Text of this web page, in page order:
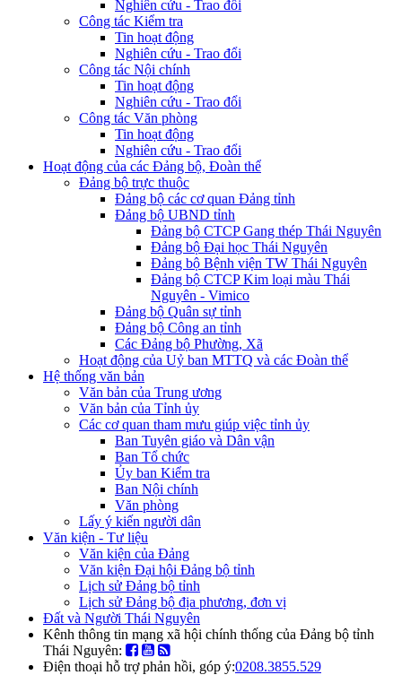
Nghiên cứu - Trao đổi
Công tác Kiểm tra
Tin hoạt động
Nghiên cứu - Trao đổi
Công tác Nội chính
Tin hoạt động
Nghiên cứu - Trao đổi
Công tác Văn phòng
Tin hoạt động
Nghiên cứu - Trao đổi
Hoạt động của các Đảng bộ, Đoàn thể
Đảng bộ trực thuộc
Đảng bộ các cơ quan Đảng tỉnh
Đảng bộ UBND tỉnh
Đảng bộ CTCP Gang thép Thái Nguyên
Đảng bộ Đại học Thái Nguyên
Đảng bộ Bệnh viện TW Thái Nguyên
Đảng bộ CTCP Kim loại màu Thái
Nguyên - Vimico
Đảng bộ Quân sự tỉnh
Đảng bộ Công an tỉnh
Các Đảng bộ Phường, Xã
Hoạt động của Uỷ ban MTTQ và các Đoàn thể
Hệ thống văn bản
Văn bản của Trung ương
Văn bản của Tỉnh ủy
Các cơ quan tham mưu giúp việc tỉnh ủy
Ban Tuyên giáo và Dân vận
Ban Tổ chức
Ủy ban Kiểm tra
Ban Nội chính
Văn phòng
Lấy ý kiến người dân
Văn kiện - Tư liệu
Văn kiện của Đảng
Văn kiện Đại hội Đảng bộ tỉnh
Lịch sử Đảng bộ tỉnh
Lịch sử Đảng bộ địa phương, đơn vị
Đất và Người Thái Nguyên
Kênh thông tin mạng xã hội chính thống của Đảng bộ tỉnh
Thái Nguyên:
Điện thoại hỗ trợ phản hồi, góp ý:0208.3855.529